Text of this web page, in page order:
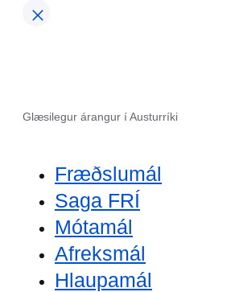
Glæsilegur árangur í Austurríki
Fræðslumál
Saga FRÍ
Mótamál
Afreksmál
Hlaupamál